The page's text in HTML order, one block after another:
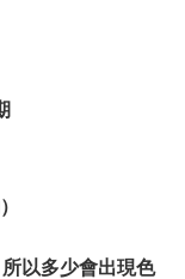
以多少會出現色